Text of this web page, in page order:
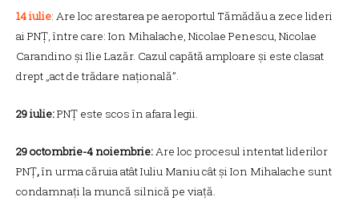
14 iulie: Are loc arestarea pe aeroportul Tămădău a zece lideri
ai PNȚ, între care: Ion Mihalache, Nicolae Penescu, Nicolae
Carandino și Ilie Lazăr. Cazul capătă amploare și este clasat
drept „act de trădare națională”.
29 iulie:PNȚ este scos în afara legii.
29 octombrie-4 noiembrie:Are loc procesul intentat liderilor
PNȚ,în urma căruia atât Iuliu Maniu cât și Ion Mihalache sunt
condamnați la muncă silnică pe viață.